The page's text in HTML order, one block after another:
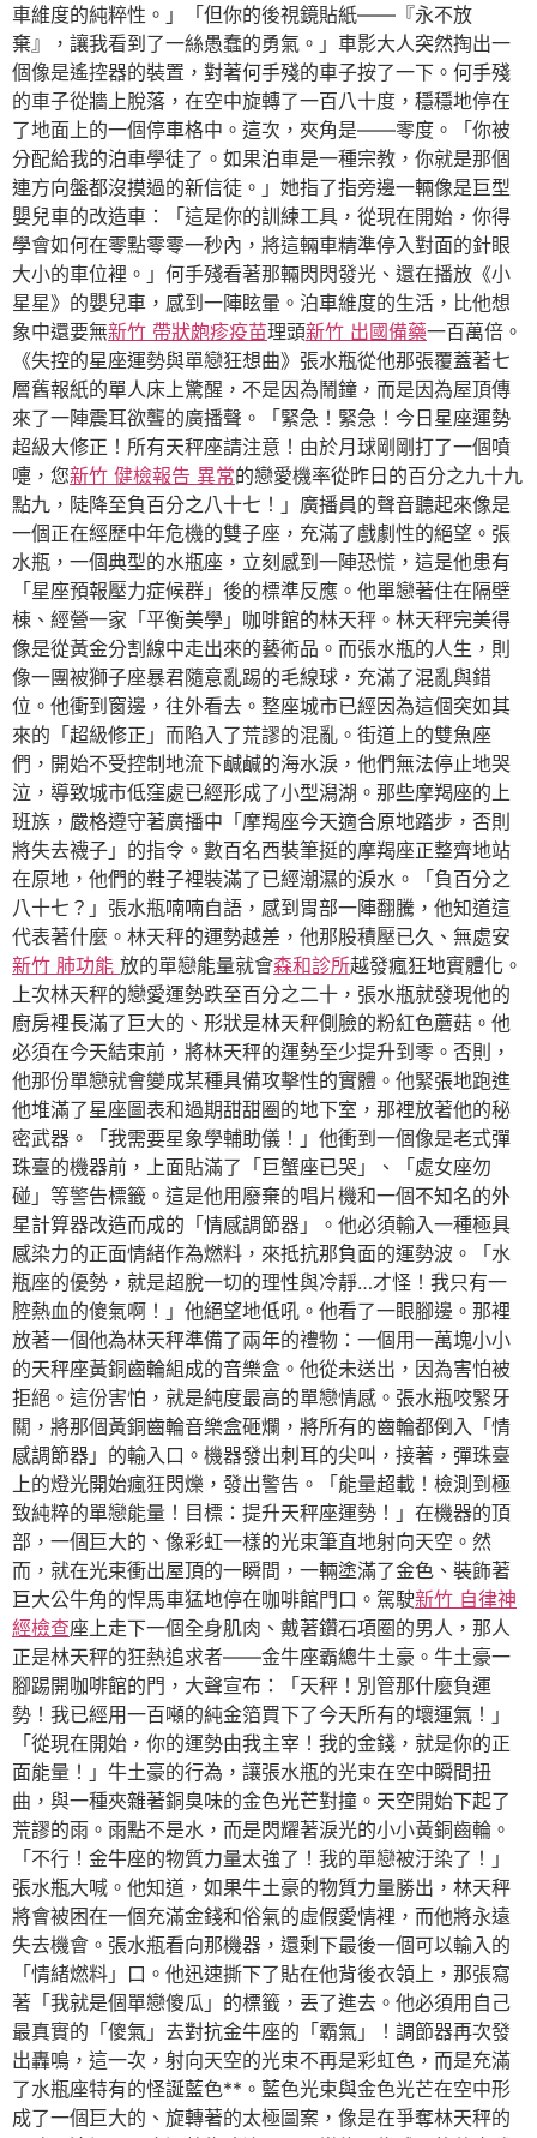
車維度的純粹性。」「但你的後視鏡貼紙——『永不放
棄』，讓我看到了一絲愚蠢的勇氣。」車影大人突然掏出一
個像是遙控器的裝置，對著何手殘的車子按了一下。何手殘
的車子從牆上脫落，在空中旋轉了一百八十度，穩穩地停在
了地面上的一個停車格中。這次，夾角是——零度。「你被
分配給我的泊車學徒了。如果泊車是一種宗教，你就是那個
連方向盤都沒摸過的新信徒。」她指了指旁邊一輛像是巨型
嬰兒車的改造車：「這是你的訓練工具，從現在開始，你得
學會如何在零點零零一秒內，將這輛車精準停入對面的針眼
大小的車位裡。」何手殘看著那輛閃閃發光、還在播放《小
星星》的嬰兒車，感到一陣眩暈。泊車維度的生活，比他想
象中還要無新竹 帶狀皰疹疫苗理頭新竹 出國備藥一百萬倍。
《失控的星座運勢與單戀狂想曲》張水瓶從他那張覆蓋著七
層舊報紙的單人床上驚醒，不是因為鬧鐘，而是因為屋頂傳
來了一陣震耳欲聾的廣播聲。「緊急！緊急！今日星座運勢
超級大修正！所有天秤座請注意！由於月球剛剛打了一個噴
嚏，您新竹 健檢報告 異常的戀愛機率從昨日的百分之九十九
點九，陡降至負百分之八十七！」廣播員的聲音聽起來像是
一個正在經歷中年危機的雙子座，充滿了戲劇性的絕望。張
水瓶，一個典型的水瓶座，立刻感到一陣恐慌，這是他患有
「星座預報壓力症候群」後的標準反應。他單戀著住在隔壁
棟、經營一家「平衡美學」咖啡館的林天秤。林天秤完美得
像是從黃金分割線中走出來的藝術品。而張水瓶的人生，則
像一團被獅子座暴君隨意亂踢的毛線球，充滿了混亂與錯
位。他衝到窗邊，往外看去。整座城市已經因為這個突如其
來的「超級修正」而陷入了荒謬的混亂。街道上的雙魚座
們，開始不受控制地流下鹹鹹的海水淚，他們無法停止地哭
泣，導致城市低窪處已經形成了小型潟湖。那些摩羯座的上
班族，嚴格遵守著廣播中「摩羯座今天適合原地踏步，否則
將失去襪子」的指令。數百名西裝筆挺的摩羯座正整齊地站
在原地，他們的鞋子裡裝滿了已經潮濕的淚水。「負百分之
八十七？」張水瓶喃喃自語，感到胃部一陣翻騰，他知道這
代表著什麼。林天秤的運勢越差，他那股積壓已久、無處安
新竹 肺功能 放的單戀能量就會森和診所越發瘋狂地實體化。
上次林天秤的戀愛運勢跌至百分之二十，張水瓶就發現他的
廚房裡長滿了巨大的、形狀是林天秤側臉的粉紅色蘑菇。他
必須在今天結束前，將林天秤的運勢至少提升到零。否則，
他那份單戀就會變成某種具備攻擊性的實體。他緊張地跑進
他堆滿了星座圖表和過期甜甜圈的地下室，那裡放著他的秘
密武器。「我需要星象學輔助儀！」他衝到一個像是老式彈
珠臺的機器前，上面貼滿了「巨蟹座已哭」、「處女座勿
碰」等警告標籤。這是他用廢棄的唱片機和一個不知名的外
星計算器改造而成的「情感調節器」。他必須輸入一種極具
感染力的正面情緒作為燃料，來抵抗那負面的運勢波。「水
瓶座的優勢，就是超脫一切的理性與冷靜…才怪！我只有一
腔熱血的傻氣啊！」他絕望地低吼。他看了一眼腳邊。那裡
放著一個他為林天秤準備了兩年的禮物：一個用一萬塊小小
的天秤座黃銅齒輪組成的音樂盒。他從未送出，因為害怕被
拒絕。這份害怕，就是純度最高的單戀情感。張水瓶咬緊牙
關，將那個黃銅齒輪音樂盒砸爛，將所有的齒輪都倒入「情
感調節器」的輸入口。機器發出刺耳的尖叫，接著，彈珠臺
上的燈光開始瘋狂閃爍，發出警告。「能量超載！檢測到極
致純粹的單戀能量！目標：提升天秤座運勢！」在機器的頂
部，一個巨大的、像彩虹一樣的光束筆直地射向天空。然
而，就在光束衝出屋頂的一瞬間，一輛塗滿了金色、裝飾著
巨大公牛角的悍馬車猛地停在咖啡館門口。駕駛新竹 自律神
經檢查座上走下一個全身肌肉、戴著鑽石項圈的男人，那人
正是林天秤的狂熱追求者——金牛座霸總牛土豪。牛土豪一
腳踢開咖啡館的門，大聲宣布：「天秤！別管那什麼負運
勢！我已經用一百噸的純金箔買下了今天所有的壞運氣！」
「從現在開始，你的運勢由我主宰！我的金錢，就是你的正
面能量！」牛土豪的行為，讓張水瓶的光束在空中瞬間扭
曲，與一種夾雜著銅臭味的金色光芒對撞。天空開始下起了
荒謬的雨。雨點不是水，而是閃耀著淚光的小小黃銅齒輪。
「不行！金牛座的物質力量太強了！我的單戀被汙染了！」
張水瓶大喊。他知道，如果牛土豪的物質力量勝出，林天秤
將會被困在一個充滿金錢和俗氣的虛假愛情裡，而他將永遠
失去機會。張水瓶看向那機器，還剩下最後一個可以輸入的
「情緒燃料」口。他迅速撕下了貼在他背後衣領上，那張寫
著「我就是個單戀傻瓜」的標籤，丟了進去。他必須用自己
最真實的「傻氣」去對抗金牛座的「霸氣」！調節器再次發
出轟鳴，這一次，射向天空的光束不再是彩虹色，而是充滿
了水瓶座特有的怪誕藍色**。藍色光束與金色光芒在空中形
成了一個巨大的、旋轉著的太極圖案，像是在爭奪林天秤的